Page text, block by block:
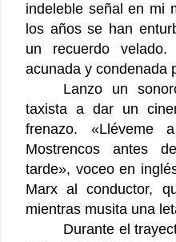
indeleble señal en mi
los años se han
un recuerdo
acunada y condenada
Lanzo un
taxista a dar un
frenazo.
Mostrencos antes
tarde», voceo en
Marx al conductor,
mientras musita una
Durante el